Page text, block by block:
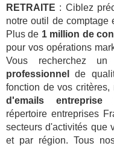
RETRAITE : Ciblez
notre outil de comptage
Plus de 1 million de
pour vos opérations
Vous recherchez un
professionnel
de
fonction de vos critères,
d'emails entreprise
répertoire entreprises
secteurs d'activités que
et par région. Tous